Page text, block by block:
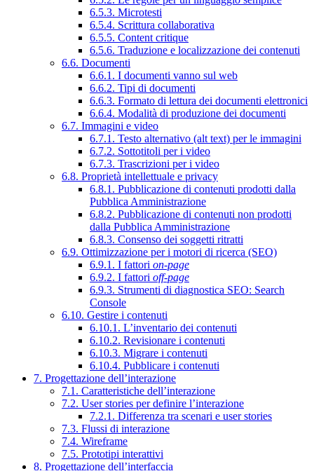
6.5.3. Microtesti
6.5.4. Scrittura collaborativa
6.5.5. Content critique
6.5.6. Traduzione e localizzazione dei contenuti
6.6. Documenti
6.6.1. I documenti vanno sul web
6.6.2. Tipi di documenti
6.6.3. Formato di lettura dei documenti elettronici
6.6.4. Modalità di produzione dei documenti
6.7. Immagini e video
6.7.1. Testo alternativo (alt text) per le immagini
6.7.2. Sottotitoli per i video
6.7.3. Trascrizioni per i video
6.8. Proprietà intellettuale e privacy
6.8.1. Pubblicazione di contenuti prodotti dalla
Pubblica Amministrazione
6.8.2. Pubblicazione di contenuti non prodotti
dalla Pubblica Amministrazione
6.8.3. Consenso dei soggetti ritratti
6.9. Ottimizzazione per i motori di ricerca (SEO)
6.9.1. I fattori on-page
6.9.2. I fattori off-page
6.9.3. Strumenti di diagnostica SEO: Search
Console
6.10. Gestire i contenuti
6.10.1. L’inventario dei contenuti
6.10.2. Revisionare i contenuti
6.10.3. Migrare i contenuti
6.10.4. Pubblicare i contenuti
7. Progettazione dell’interazione
7.1. Caratteristiche dell’interazione
7.2. User stories per definire l’interazione
7.2.1. Differenza tra scenari e user stories
7.3. Flussi di interazione
7.4. Wireframe
7.5. Prototipi interattivi
8. Progettazione dell’interfaccia